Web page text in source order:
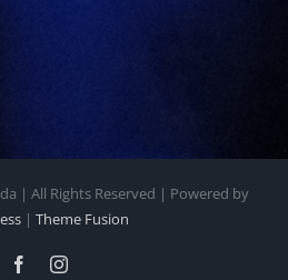
| All Rights Reserved | Powered by
| Theme Fusion
FacebookInstagram